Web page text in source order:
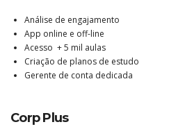
Análise de engajamento
App online e off-line
Acesso + 5 mil aulas
Criação de planos de estudo
Gerente de conta dedicada
Corp Plus